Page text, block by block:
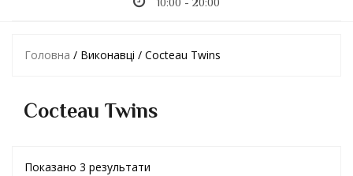
10:00 - 20:00
Головна / Виконавці / Cocteau Twins
Cocteau Twins
Показано 3 результати